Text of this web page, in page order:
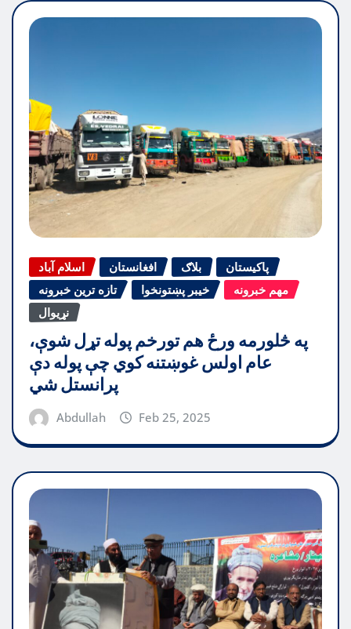
اسلام آباد افغانستان بلاګ
پاکیستان
تازه ترین خبرونه
خیبر پښتونخوا
مهم خبرونه
نړیوال
په څلورمه ورځ هم تورخم پوله تړل شوې،
عام اولس غوښتنه کوي چې پوله دې
پرانستل شي
Abdullah Feb 25, 2025